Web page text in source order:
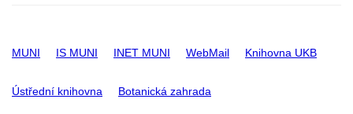
MUNI IS MUNI INET MUNI WebMail Knihovna UKB
Ústřední knihovna Botanická zahrada